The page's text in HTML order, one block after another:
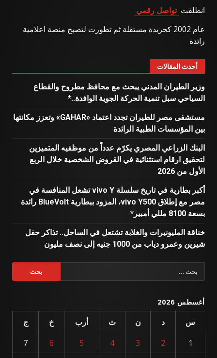
انطلقت تواصل رقمي
عام 2002 كجريدة مستقلة ثم تطورت لتصبح منصة اعلامية
رائدة
أحدث المقالات
وزير الطيران المدني يبحث مع محافظ مطروح والقطاع
السياحي سبل تنمية الحركة الجوية الوافدة..*
مستشفى مصر للطيران تجدد اعتماد «GAHAR» وتعزز مكانتها
بين المؤسسات الطبية الرائدة
البنك الزراعي المصري يكرّم عدداً من موظفيه المتميزين
لتحقيق ارقام استثنائية في القروض الشخصية خلال الربع
الأول من 2026
أكبر بطارية في تاريخ سلسلة vivo Y تشعل المنافسة في
مصر مع إطلاق vivo Y500، المزود ببطارية BlueVolt رائدة
بسعة 8100 مللي أمبير*
خناقة المليونيرات والغلابة تشتعل في الساحل.. تذاكر حفل
شيرين وعمرو دياب من 1000 جنيه إلى نصف مليون
عن:
أغسطس 2026
س د ن ث أرب خ
ج
1
2
3
4
5
6
7